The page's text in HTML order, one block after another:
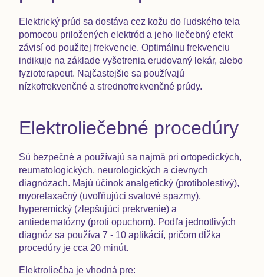
Elektrický prúd sa dostáva cez kožu do ľudského tela
pomocou priložených elektród a jeho liečebný efekt
závisí od použitej frekvencie. Optimálnu frekvenciu
indikuje na základe vyšetrenia erudovaný lekár, alebo
fyzioterapeut. Najčastejšie sa používajú
nízkofrekvenčné a strednofrekvenčné prúdy.
Elektroliečebné procedúry
Sú bezpečné a používajú sa najmä pri ortopedických,
reumatologických, neurologických a cievnych
diagnózach. Majú účinok analgetický (protibolestivý),
myorelaxačný (uvoľňujúci svalové spazmy),
hyperemický (zlepšujúci prekrvenie) a
antiedematózny (proti opuchom). Podľa jednotlivých
diagnóz sa používa 7 - 10 aplikácií, pričom dĺžka
procedúry je cca 20 minút.
Elektroliečba je vhodná pre: